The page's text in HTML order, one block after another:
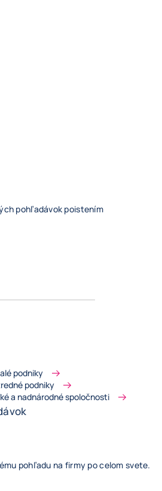
pohľadávok poistením
podniky
podniky
a nadnárodné spoločnosti
pohľadu na firmy po celom svete.